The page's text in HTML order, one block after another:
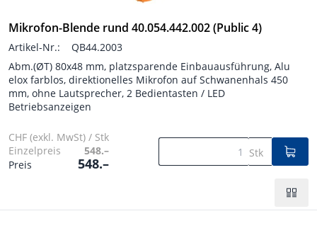
Mikrofon-Blende rund 40.054.442.002 (Public 4)
Artikel-Nr.:
QB44.2003
Abm.(ØT) 80x48 mm, platzsparende Einbauausführung, Alu
elox farblos, direktionelles Mikrofon auf Schwanenhals 450
mm, ohne Lautsprecher, 2 Bedientasten / LED
Betriebsanzeigen
CHF (exkl. MwSt) / Stk
Einzelpreis
548.–
Preis
548.–
Stk